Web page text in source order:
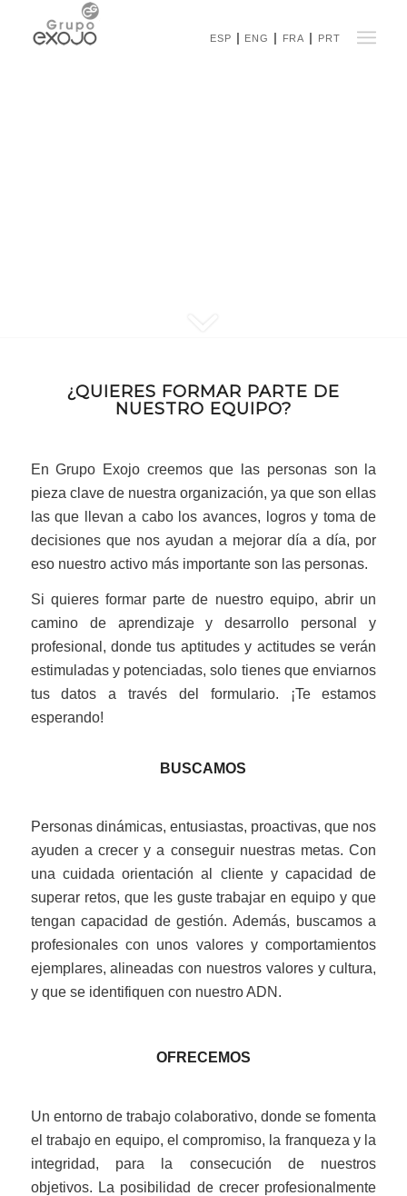
ESP ENG FRA PRT
¿QUIERES FORMAR PARTE DE
NUESTRO EQUIPO?
En Grupo Exojo creemos que las personas son la
pieza clave de nuestra organización, ya que son ellas
las que llevan a cabo los avances, logros y toma de
decisiones que nos ayudan a mejorar día a día, por
eso nuestro activo más importante son las personas.
Si quieres formar parte de nuestro equipo, abrir un
camino de aprendizaje y desarrollo personal y
profesional, donde tus aptitudes y actitudes se verán
estimuladas y potenciadas, solo tienes que enviarnos
tus datos a través del formulario. ¡Te estamos
esperando!
BUSCAMOS
Personas dinámicas, entusiastas, proactivas, que nos
ayuden a crecer y a conseguir nuestras metas. Con
una cuidada orientación al cliente y capacidad de
superar retos, que les guste trabajar en equipo y que
tengan capacidad de gestión. Además, buscamos a
profesionales con unos valores y comportamientos
ejemplares, alineadas con nuestros valores y cultura,
y que se identifiquen con nuestro ADN.
OFRECEMOS
Un entorno de trabajo colaborativo, donde se fomenta
el trabajo en equipo, el compromiso, la franqueza y la
integridad, para la consecución de nuestros
objetivos. La posibilidad de crecer profesionalmente